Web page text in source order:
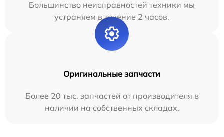
Большинство неисправностей техники мы
устраняем в течение 2 часов.
Оригинальные запчасти
Более 20 тыс. запчастей от производителя в
наличии на собственных складах.